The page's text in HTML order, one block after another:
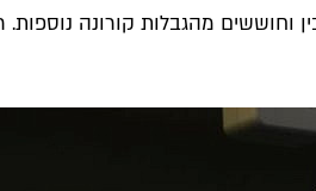
מהגבלות קורונה נוספות.